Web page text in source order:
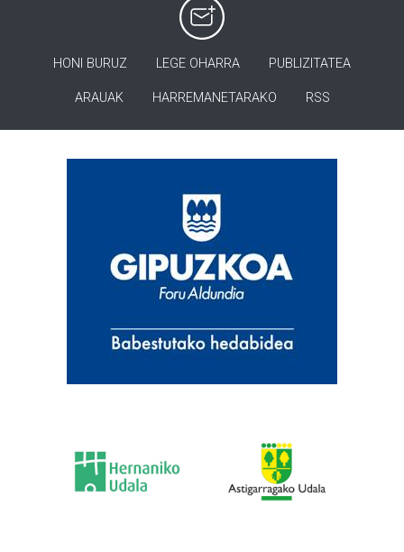
HONI BURUZ LEGE OHARRA PUBLIZITATEA
ARAUAK HARREMANETARAKO RSS